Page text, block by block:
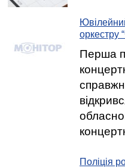
оркестру
Перша
Поліція